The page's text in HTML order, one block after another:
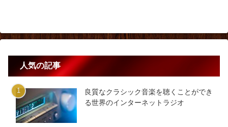
人気の記事
良質なクラシック音楽を聴くことができ
る世界のインターネットラジオ